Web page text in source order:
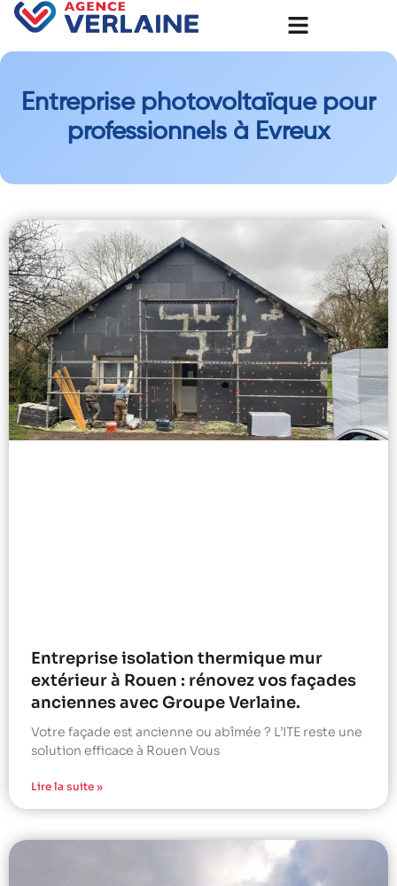
Entreprise photovoltaïque pour
professionnels à Evreux
Entreprise isolation thermique mur
extérieur à Rouen : rénovez vos façades
anciennes avec Groupe Verlaine.
Votre façade est ancienne ou abîmée ? L’ITE reste une
solution efficace à Rouen Vous
Lire la suite »